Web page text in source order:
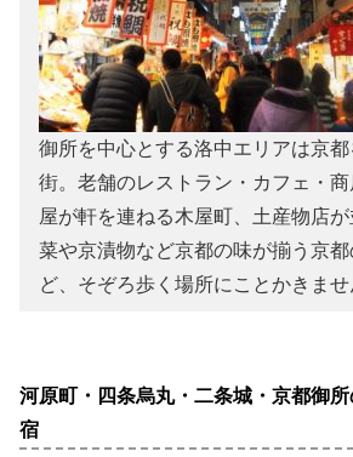
御所を中心とする洛中エリアは京
街。老舗のレストラン・カフェ・
屋が軒を連ねる木屋町、土産物店
菜や京漬物など京都の味が揃う京
ど、そぞろ歩く場所にことかきませ
河原町・四条烏丸・二条城・京都御
宿